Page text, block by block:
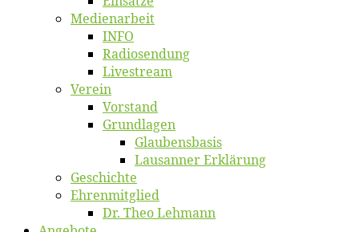
Me­di­en­ar­beit
INFO
Ra­dio­sen­dung
Live­stream
Ver­ein
Vor­stand
Grund­la­gen
Glaubens­ba­sis
Lausan­ner Erklärung
Ge­schich­te
Eh­ren­mit­glied
Dr. Theo Lehmann